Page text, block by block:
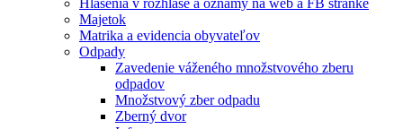
Hlásenia v rozhlase a oznamy na web a FB stránke
Majetok
Matrika a evidencia obyvateľov
Odpady
Zavedenie váženého množstvového zberu
odpadov
Množstvový zber odpadu
Zberný dvor